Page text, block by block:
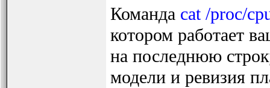
Команда cat /proc/
котором работает
на последнюю
модели и ревизия